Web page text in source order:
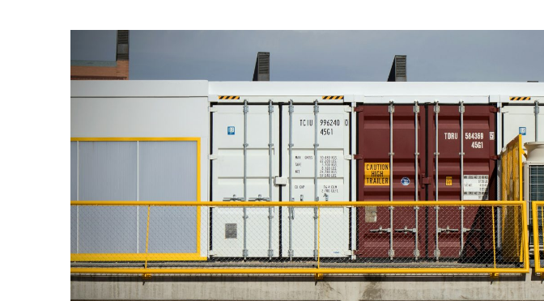
ニュースレターを購読する